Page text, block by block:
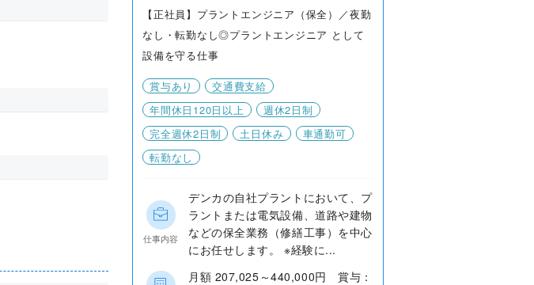
【正社員】プラントエンジニア（保全）／夜勤
なし・転勤なし◎プラントエンジニア として
設備を守る仕事
賞与あり
交通費支給
年間休日120日以上
週休2日制
完全週休2日制
土日休み
車通勤可
転勤なし
仕事内容
デンカの自社プラントにおいて、プ
ラントまたは電気設備、道路や建物
などの保全業務（修繕工事）を中心
にお任せします。 ※経験に...
月額 207,025～440,000円 賞与：